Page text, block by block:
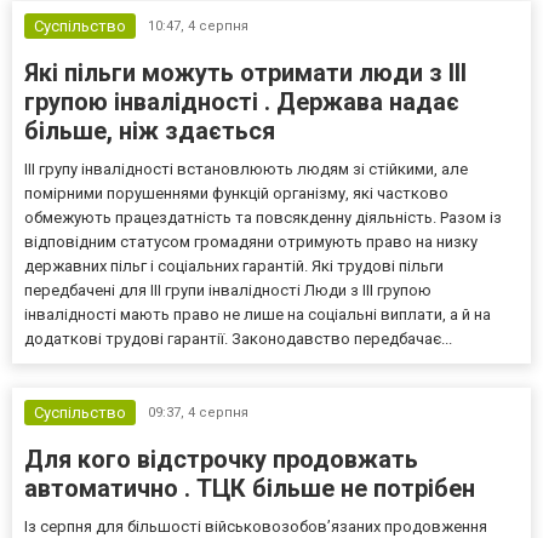
Суспільство 10:47, 4 серпня
Які пільги можуть отримати люди з III
групою інвалідності . Держава надає
більше, ніж здається
III групу інвалідності встановлюють людям зі стійкими, але
помірними порушеннями функцій організму, які частково
обмежують працездатність та повсякденну діяльність. Разом із
відповідним статусом громадяни отримують право на низку
державних пільг і соціальних гарантій. Які трудові пільги
передбачені для III групи інвалідності Люди з III групою
інвалідності мають право не лише на соціальні виплати, а й на
додаткові трудові гарантії. Законодавство передбачає...
Суспільство 09:37, 4 серпня
Для кого відстрочку продовжать
автоматично . ТЦК більше не потрібен
Із серпня для більшості військовозобов’язаних продовження